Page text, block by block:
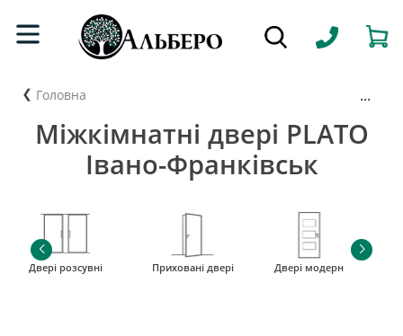
Головна ...
Міжкімнатні двері PLATO
Івано-Франківськ
Двері розсувні Приховані двері Двері модерн